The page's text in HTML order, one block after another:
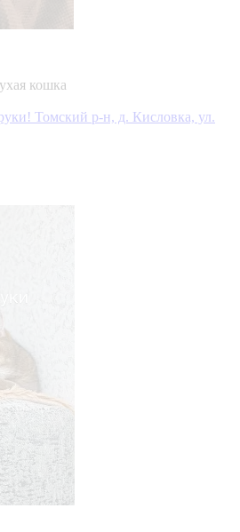
кошка
Томский р-н, д. Кисловка, ул.